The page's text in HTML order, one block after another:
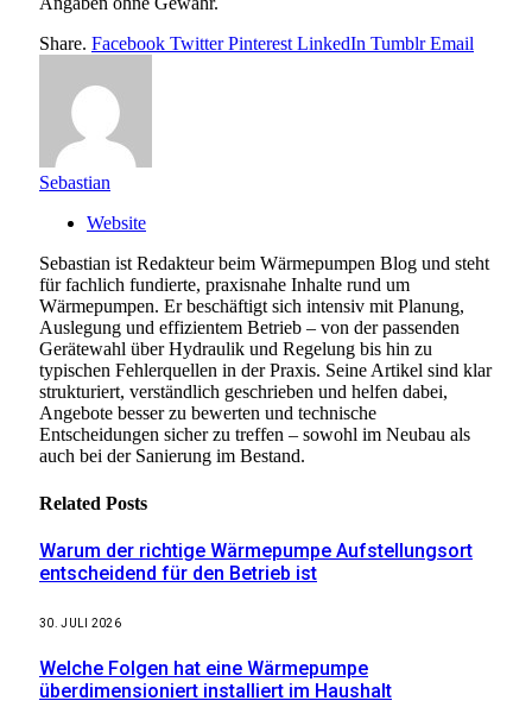
Share. Facebook Twitter Pinterest LinkedIn Tumblr Email
Sebastian
Website
Sebastian ist Redakteur beim Wärmepumpen Blog und steht
für fachlich fundierte, praxisnahe Inhalte rund um
Wärmepumpen. Er beschäftigt sich intensiv mit Planung,
Auslegung und effizientem Betrieb – von der passenden
Gerätewahl über Hydraulik und Regelung bis hin zu
typischen Fehlerquellen in der Praxis. Seine Artikel sind klar
strukturiert, verständlich geschrieben und helfen dabei,
Angebote besser zu bewerten und technische
Entscheidungen sicher zu treffen – sowohl im Neubau als
auch bei der Sanierung im Bestand.
Related Posts
Warum der richtige Wärmepumpe Aufstellungsort
entscheidend für den Betrieb ist
30. JULI 2026
Welche Folgen hat eine Wärmepumpe
überdimensioniert installiert im Haushalt